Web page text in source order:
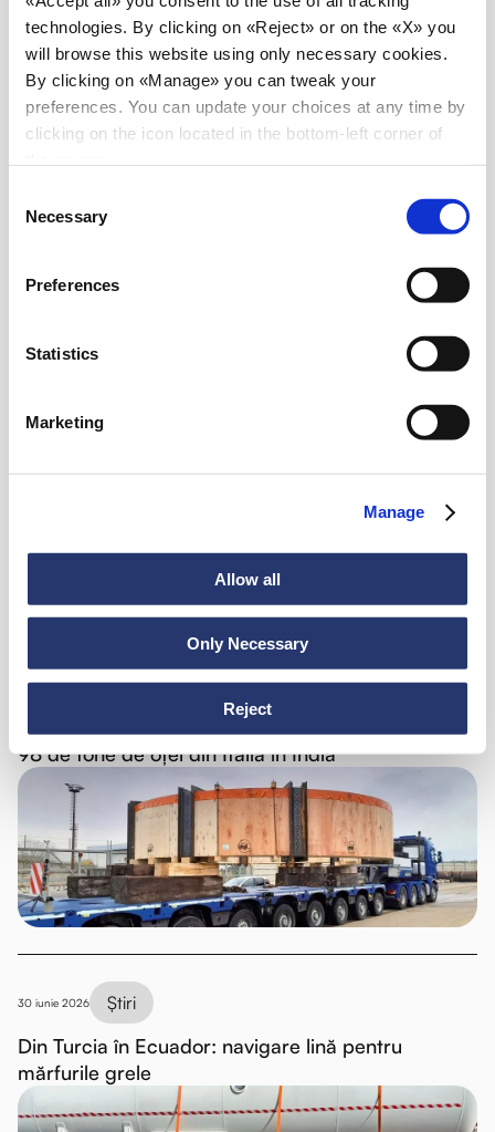
technologies. By clicking on «Reject» or on the «X» you
will browse this website using only necessary cookies.
By clicking on «Manage» you can tweak your
preferences. You can update your choices at any time by
clicking on the icon located in the bottom-left corner of
Selection
Necessary
Preferences
Statistics
Marketing
Manage
Allow all
Only Necessary
Reject
Vezi toate știrile
98 de tone de oțel din Italia în India
30 iunie 2026 Știri
Din Turcia în Ecuador: navigare lină pentru
mărfurile grele